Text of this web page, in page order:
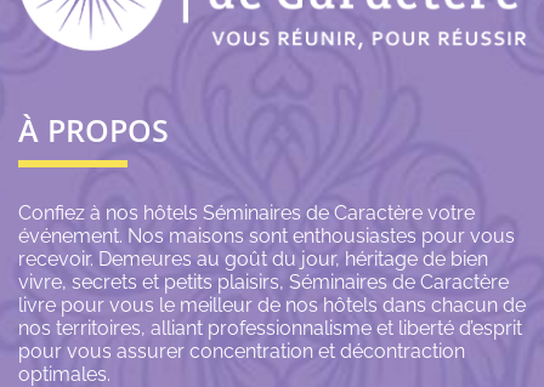
À PROPOS
Confiez à nos hôtels Séminaires de Caractère votre
événement. Nos maisons sont enthousiastes pour vous
recevoir. Demeures au goût du jour, héritage de bien
vivre, secrets et petits plaisirs, Séminaires de Caractère
livre pour vous le meilleur de nos hôtels dans chacun de
nos territoires, alliant professionnalisme et liberté d’esprit
pour vous assurer concentration et décontraction
optimales.